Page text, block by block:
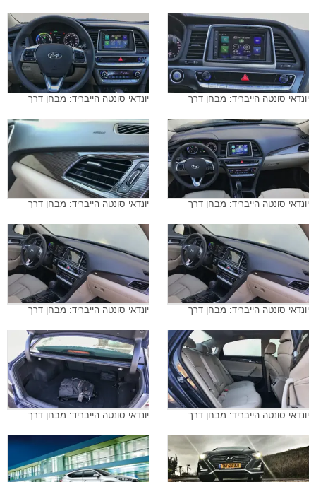
יונדאי סונטה הייבריד: מבחן דרך יונדאי סונטה הייבריד: מבחן דרך
יונדאי סונטה הייבריד: מבחן דרך יונדאי סונטה הייבריד: מבחן דרך
יונדאי סונטה הייבריד: מבחן דרך יונדאי סונטה הייבריד: מבחן דרך
יונדאי סונטה הייבריד: מבחן דרך יונדאי סונטה הייבריד: מבחן דרך